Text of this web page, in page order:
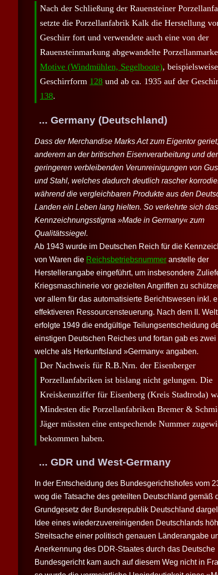
Nach der Schließung der Rauensteiner
setzte die PorzellanfabrikKalk die Herstellung
Geschirr fort und verwendete auch eine von der
Rauensteinmarkung abgewandelte
Motive (Windmühlen, Segelboote),
Geschirrform 128 und ab ca. 1935 auf der
138.
... Germany (Deutschland)
Dass der Merchandise Marks Act zum Eigentor
anderem an der britischen Eisenverarbeitung und
geringeren verbleibenden Verunreinigungen von
und Stahl, welches dadurch deutlich rascher
während die vergleichbaren Produkte aus den
Landen ein Leben lang hielten. So verkehrte sich
Kennzeichnungsstigma »Made in Germany« zum
Qualitätssiegel.
Ab 1943 wurde im Deutschen Reich für die
von Waren die Reichsbetriebsnummer anstelle der
Herstellerangabe eingeführt, um insbesondere
Kriegsmaschinerie vor gezielten Angriffen zu
vor allem für das automatisierte Berichtswesen inkl.
effektiveren Ressourcensteuerung. Nach dem II.
erfolgte 1949 die endgültige Teilungsentscheidung
einstigen Deutschen Reiches und fortan gab es zwei
welche als Herkunftsland »Germany« angaben.
Der Nachweis für R.B.Nrn. der Eisenberger
Porzellanfabriken ist bislang nicht gelungen. Die
Kreiskennziffer für Eisenberg (Kreis Stadtroda)
Mindesten die Porzellanfabriken Bremer &
Jäger müssten eine entspechende Nummer
bekommen haben.
... GDR und West-Germany
In der Entscheidung des Bundesgerichtshofes vom
wog die Tatsache des geteilten Deutschland gemäß
Grundgesetz der Bundesrepublik Deutschland
Idee eines wiederzuvereinigenden Deutschlands
Streitsache einer politisch genauen Länderangabe
Anerkennung des DDR-Staates durch das Deutsche
Bundesgericht kam auch auf diesem Weg nicht in